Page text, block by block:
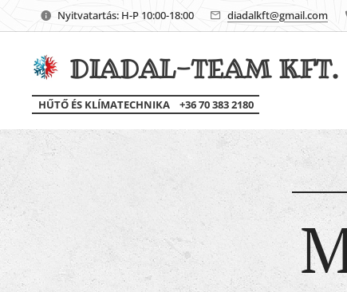
Nyitvatartás: H-P 10:00-18:00 diadalkft@gmail.com
DIADAL-TEAM KFT.
HŰTŐ ÉS KLÍMATECHNIKA +36 70 383 2180